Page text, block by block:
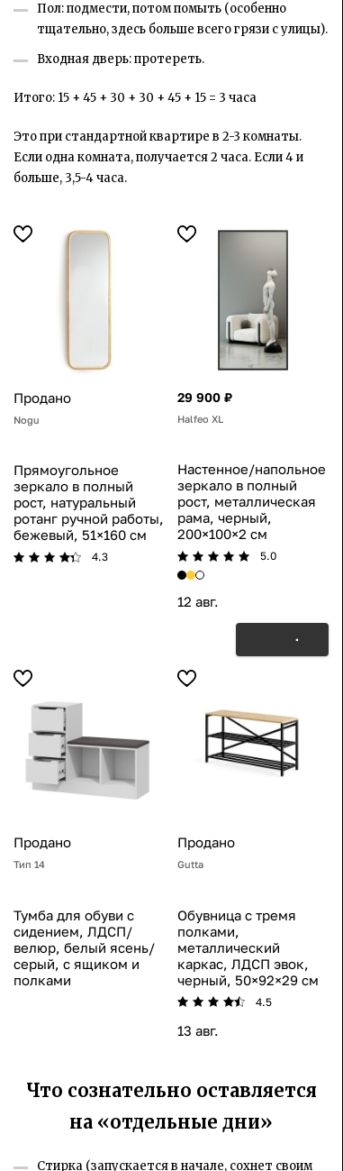
Пол: подмести, потом помыть (особенно
тщательно, здесь больше всего грязи с улицы).
Входная дверь: протереть.
Итого: 15 + 45 + 30 + 30 + 45 + 15 = 3 часа
Это при стандартной квартире в 2-3 комнаты.
Если одна комната, получается 2 часа. Если 4 и
больше, 3,5-4 часа.
Продано
Nogu
Прямоугольное
зеркало в полный
рост, натуральный
ротанг ручной работы,
бежевый, 51×160 см
4.3
29 900 ₽
Halfeo XL
Настенное/напольное
зеркало в полный
рост, металлическая
рама, черный,
200×100×2 см
5.0
12 авг.
Продано
Тип 14
Тумба для обуви с
сидением, ЛДСП/
велюр, белый ясень/
серый, с ящиком и
полками
Продано
Gutta
Обувница с тремя
полками,
металлический
каркас, ЛДСП эвок,
черный, 50×92×29 см
4.5
13 авг.
Что сознательно оставляется
на «отдельные дни»
Стирка (запускается в начале, сохнет своим